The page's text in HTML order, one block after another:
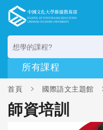
首頁 國際語文主題館
師資培訓